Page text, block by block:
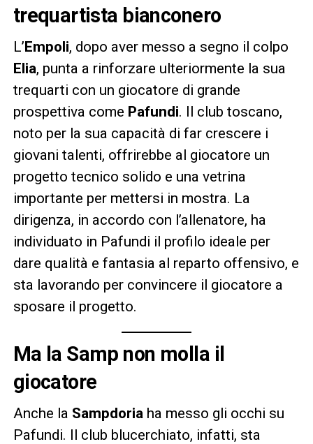
trequartista bianconero
L’Empoli, dopo aver messo a segno il colpo
Elia, punta a rinforzare ulteriormente la sua
trequarti con un giocatore di grande
prospettiva come Pafundi. Il club toscano,
noto per la sua capacità di far crescere i
giovani talenti, offrirebbe al giocatore un
progetto tecnico solido e una vetrina
importante per mettersi in mostra. La
dirigenza, in accordo con l’allenatore, ha
individuato in Pafundi il profilo ideale per
dare qualità e fantasia al reparto offensivo, e
sta lavorando per convincere il giocatore a
sposare il progetto.
Ma la Samp non molla il
giocatore
Anche la Sampdoria ha messo gli occhi su
Pafundi. Il club blucerchiato, infatti, sta